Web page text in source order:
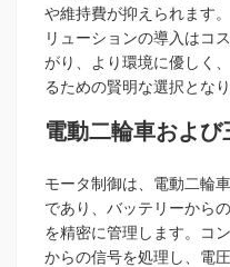
や維持費が抑えられます
リューションの導入はコ
がり、より環境に優しく
るための賢明な選択となり
電動二輪車およ
モータ制御は、電動二輪
であり、バッテリーから
を精密に管理します。コ
からの信号を処理し、電